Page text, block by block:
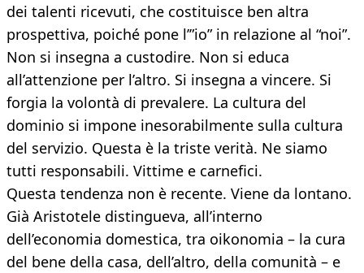
dei talenti ricevuti, che costituisce ben altra
prospettiva, poiché pone l’”io” in relazione al “noi”.
Non si insegna a custodire. Non si educa
all’attenzione per l’altro. Si insegna a vincere. Si
forgia la volontà di prevalere. La cultura del
dominio si impone inesorabilmente sulla cultura
del servizio. Questa è la triste verità. Ne siamo
tutti responsabili. Vittime e carnefici.
Questa tendenza non è recente. Viene da lontano.
Già Aristotele distingueva, all’interno
dell’economia domestica, tra oikonomia – la cura
del bene della casa, dell’altro, della comunità – e